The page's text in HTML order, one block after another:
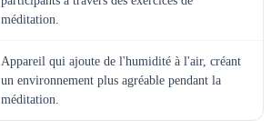
méditation.
Appareil qui ajoute de l'humidité à l'air, créant
un environnement plus agréable pendant la
méditation.